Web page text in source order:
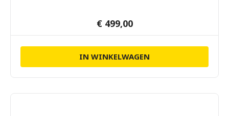
€ 499,00
IN WINKELWAGEN